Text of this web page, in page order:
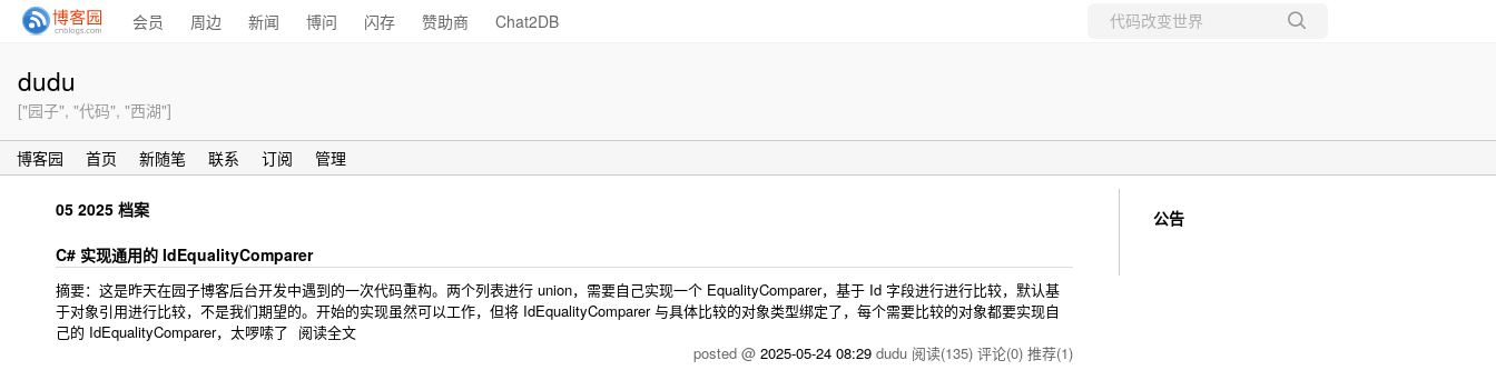
会员 周边 新闻 博问 闪存 赞助商 Chat2DB
dudu
["园子", "代码", "西湖"]
博客园 首页 新随笔 联系 订阅 管理
05 2025 档案
C# 实现通用的 IdEqualityComparer
摘要：这是昨天在园子博客后台开发中遇到的一次代码重构。两个列表进行 union，需要自己实现一个 EqualityComparer，基于 Id 字段进行进行比较，默认基
于对象引用进行比较，不是我们期望的。开始的实现虽然可以工作，但将 IdEqualityComparer 与具体比较的对象类型绑定了，每个需要比较的对象都要实现自
己的 IdEqualityComparer，太啰嗦了 阅读全文
posted @ 2025-05-24 08:29 dudu 阅读(135) 评论(0) 推荐(1)
公告